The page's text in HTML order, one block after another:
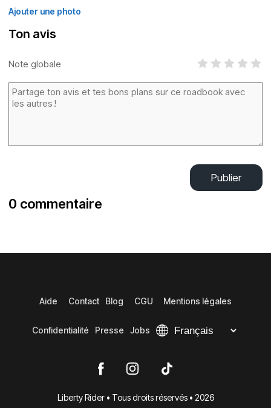
Ajouter une photo
Ton avis
Note globale
Publier
0 commentaire
Aide Contact Blog CGU Mentions légales
Confidentialité Presse Jobs
Liberty Rider • Tous droits réservés • 2026